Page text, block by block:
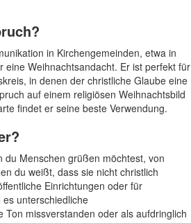
in Kirchengemeinden, etwa in
Weihnachtsandacht. Er ist perfekt für
in denen der christliche Glaube eine
auf einem religiösen Weihnachtsbild
findet er seine beste Verwendung.
du Menschen grüßen möchtest, von
du weißt, dass sie nicht christlich
Einrichtungen oder für
unterschiedliche
missverstanden oder als aufdringlich